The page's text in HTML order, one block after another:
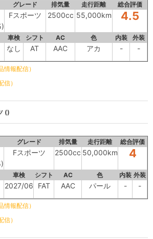
グレード 排気量 走行距離 総合評価
Fスポーツ 2500cc 55,000km 4.5
車検 シフト AC 色 内装 外装
なし AT AAC アカ - -
報配信）
）
()
グレード 排気量 走行距離 総合評価
Fスポーツ 2500cc 50,000km 4
車検 シフト AC 色 内装 外装
2027/06 FAT AAC パール - -
報配信）
）